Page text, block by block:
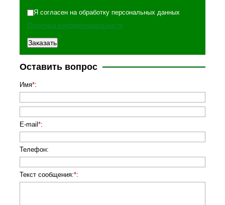
Я согласен на обработку персональных данных
Политика конфиденциальности
Оставить вопрос
Имя*:
E-mail *:
Телефон:
Текст сообщения:*: